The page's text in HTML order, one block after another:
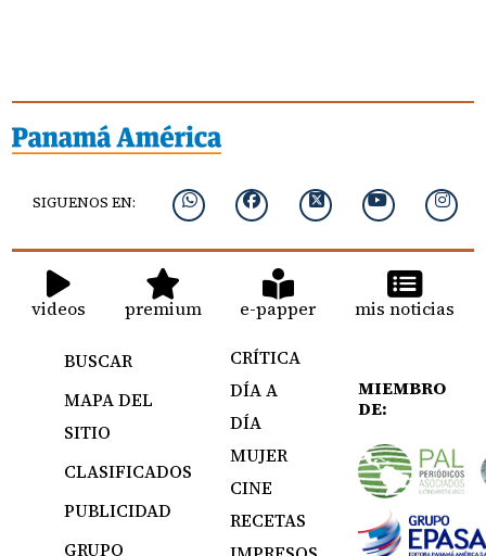
SIGUENOS EN:
videos premium e-papper mis noticias
BUSCAR
MAPA DEL
SITIO
CLASIFICADOS
PUBLICIDAD
GRUPO
CRÍTICA
DÍA A
DÍA
MUJER
CINE
RECETAS
MIEMBRO
DE: